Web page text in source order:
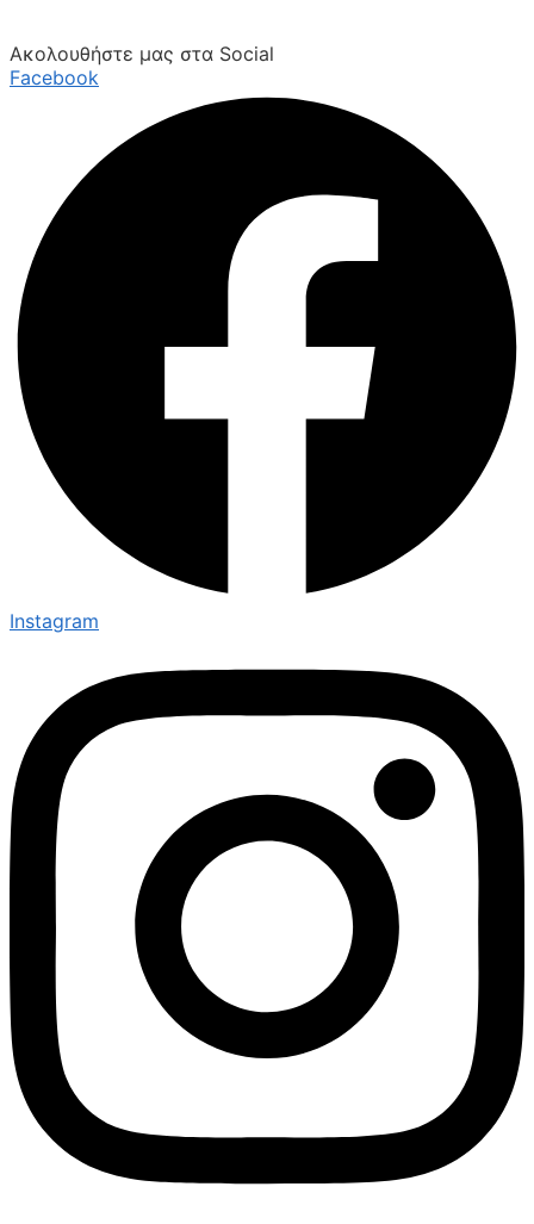
Ακολουθήστε μας στα Social
Facebook
Instagram